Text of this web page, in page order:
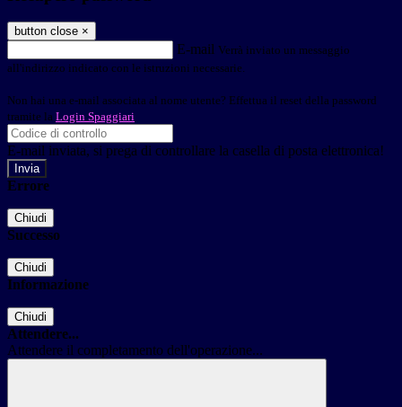
button close ×
E-mail Verrà inviato un messaggio
all'indirizzo indicato con le istruzioni necessarie.
Non hai una e-mail associata al nome utente? Effettua il reset della password
tramite la Login Spaggiari
E-mail inviata, si prega di controllare la casella di posta elettronica!
Errore
Chiudi
Successo
Chiudi
Informazione
Chiudi
Attendere...
Attendere il completamento dell'operazione...